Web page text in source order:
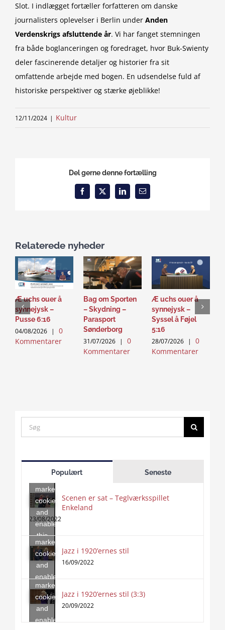
Slot. I indlægget fortæller forfatteren om danske
journalisters oplevelser i Berlin under Anden
Verdenskrigs afsluttende år. Vi har fanget stemningen
fra både boglanceringen og foredraget, hvor Buk-Swienty
deler fascinerende detaljer og historier fra sit
omfattende arbejde med bogen. En udsendelse fuld af
historiske perspektiver og stærke øjeblikke!
12/11/2024 | Kultur
Del gerne denne fortælling
Facebook
X LinkedInEmail
Relaterede nyheder
Æ uchs ouer å
synnejysk –
Pusse 6:16
04/08/2026 |
0
Kommentarer
Bag om Sporten
– Skydning –
Parasport
Sønderborg
31/07/2026 |
0
Kommentarer
Æ uchs ouer å
synnejysk –
Syssel å Føjel
5:16
28/07/2026 |
0
Kommentarer
Search
for:
Populært Seneste
accept
marketing
cookies
and
enable
this
content
Scenen er sat – Teglværksspillet
Enkeland
23/08/2022
Click
to
marketing
cookies
and
enable
this
content
Jazz i 1920’ernes stil
16/09/2022
Click
to
accept
marketing
cookies
and
enable
Jazz i 1920’ernes stil (3:3)
20/09/2022